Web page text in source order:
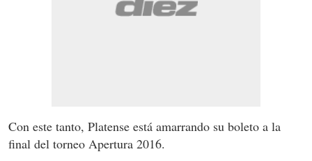
Con este tanto, Platense está amarrando su boleto a la
final del torneo Apertura 2016.